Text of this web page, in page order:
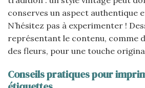
conserves un aspect authentique
N’hésitez pas à experimenter !
représentant le contenu, comme
des fleurs, pour une touche
Conseils pratiques pour